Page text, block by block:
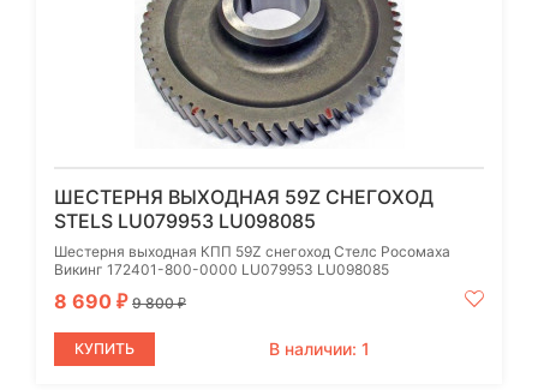
ШЕСТЕРНЯ ВЫХОДНАЯ 59Z СНЕГОХОД
STELS LU079953 LU098085
Шестерня выходная КПП 59Z снегоход Стелс Росомаха
Викинг 172401-800-0000 LU079953 LU098085
8 690 ₽ 9 800₽
КУПИТЬ В наличии: 1